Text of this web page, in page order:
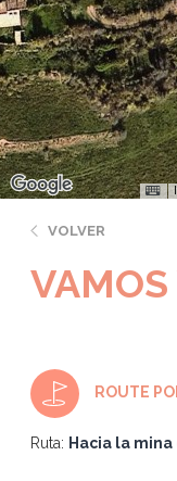
VOLVER
VAMOS
ROUTE POI
Ruta: Hacia la